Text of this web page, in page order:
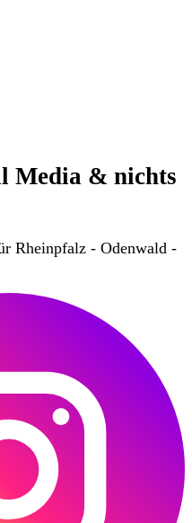
Media & nichts
Rheinpfalz - Odenwald -